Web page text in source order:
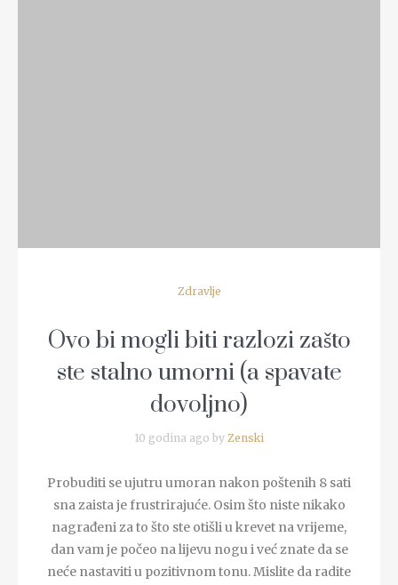
Zdravlje
Ovo bi mogli biti razlozi zašto
ste stalno umorni (a spavate
dovoljno)
10 godina ago by Zenski
Probuditi se ujutru umoran nakon poštenih 8 sati
sna zaista je frustrirajuće. Osim što niste nikako
nagrađeni za to što ste otišli u krevet na vrijeme,
dan vam je počeo na lijevu nogu i već znate da se
neće nastaviti u pozitivnom tonu. Mislite da radite